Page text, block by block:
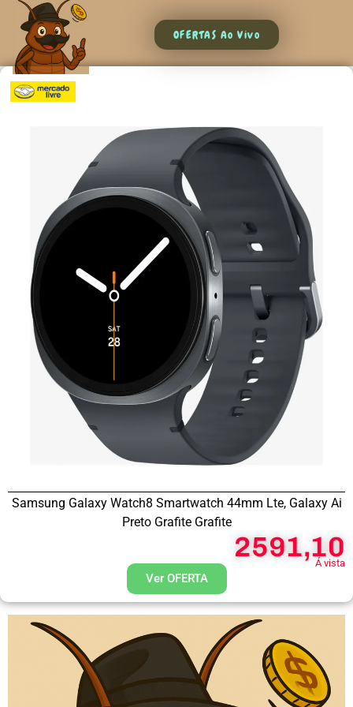
OFERTAS Ao Vivo
Samsung Galaxy Watch8 Smartwatch 44mm Lte, Galaxy Ai
Preto Grafite Grafite
2591,10
Á vista
Ver OFERTA